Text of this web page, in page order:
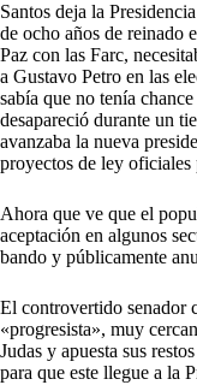
Santos deja la
de ocho años de reinado
Paz con las Farc,
a Gustavo Petro en las
sabía que no tenía
desapareció durante un
avanzaba la nueva
proyectos de ley oficiales
Ahora que ve que el
aceptación en algunos
bando y públicamente
El controvertido senador
«progresista», muy
Judas y apuesta sus
para que este llegue a la